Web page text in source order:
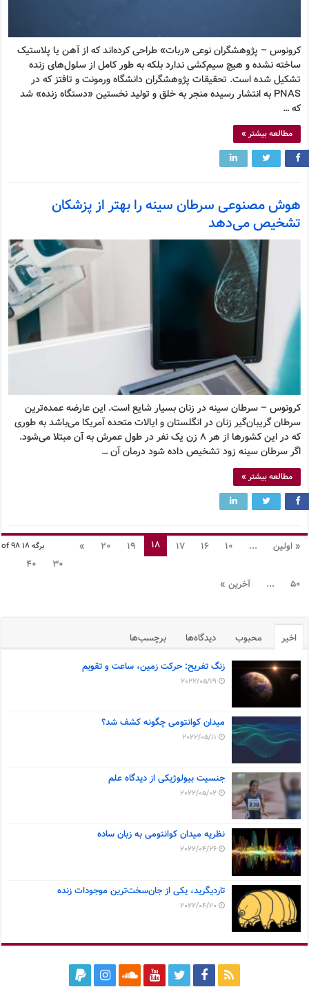
کرونوس – پژوهشگران نوعی «ربات» طراحی کرده‌اند که از آهن یا پلاستیک
ساخته نشده و هیچ سیم‌کشی ندارد بلکه به طور کامل از سلول‌های زنده
تشکیل شده است. تحقیقات پژوهشگران دانشگاه ورمونت و تافتز که در
PNAS به انتشار رسیده منجر به خلق و تولید نخستین «دستگاه زنده» شد
که …
مطالعه بیشتر »
هوش مصنوعی سرطان سینه را بهتر از پزشکان
تشخیص می‌دهد
کرونوس – سرطان سینه در زنان بسیار شایع است. این عارضه عمده‌ترین
سرطان گریبان‌گیر زنان در انگلستان و ایالات متحده آمریکا می‌باشد به طوری
که در این کشورها از هر ۸ زن یک نفر در طول عمرش به آن مبتلا می‌شود.
اگر سرطان سینه زود تشخیص داده شود درمان آن …
مطالعه بیشتر »
برگه 18 of 98 « اولین ...
10
16
17
18
19
20
30
40
50
... آخرین »
اخیر محبوب دیدگاه‌ها برچسب‌ها
زنگ تفریح: حرکت زمین، ساعت و تقویم
2022/05/19
میدان کوانتومی چگونه کشف شد؟
2022/05/11
جنسیت بیولوژیکی از دیدگاه علم
2022/05/02
نظریه میدان کوانتومی به زبان ساده
2022/04/26
تاردیگرید، یکی از جان‌سخت‌ترین موجودات زنده
2022/04/20